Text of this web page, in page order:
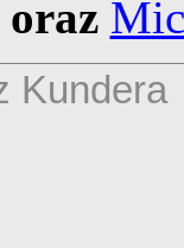
oraz
Kundera